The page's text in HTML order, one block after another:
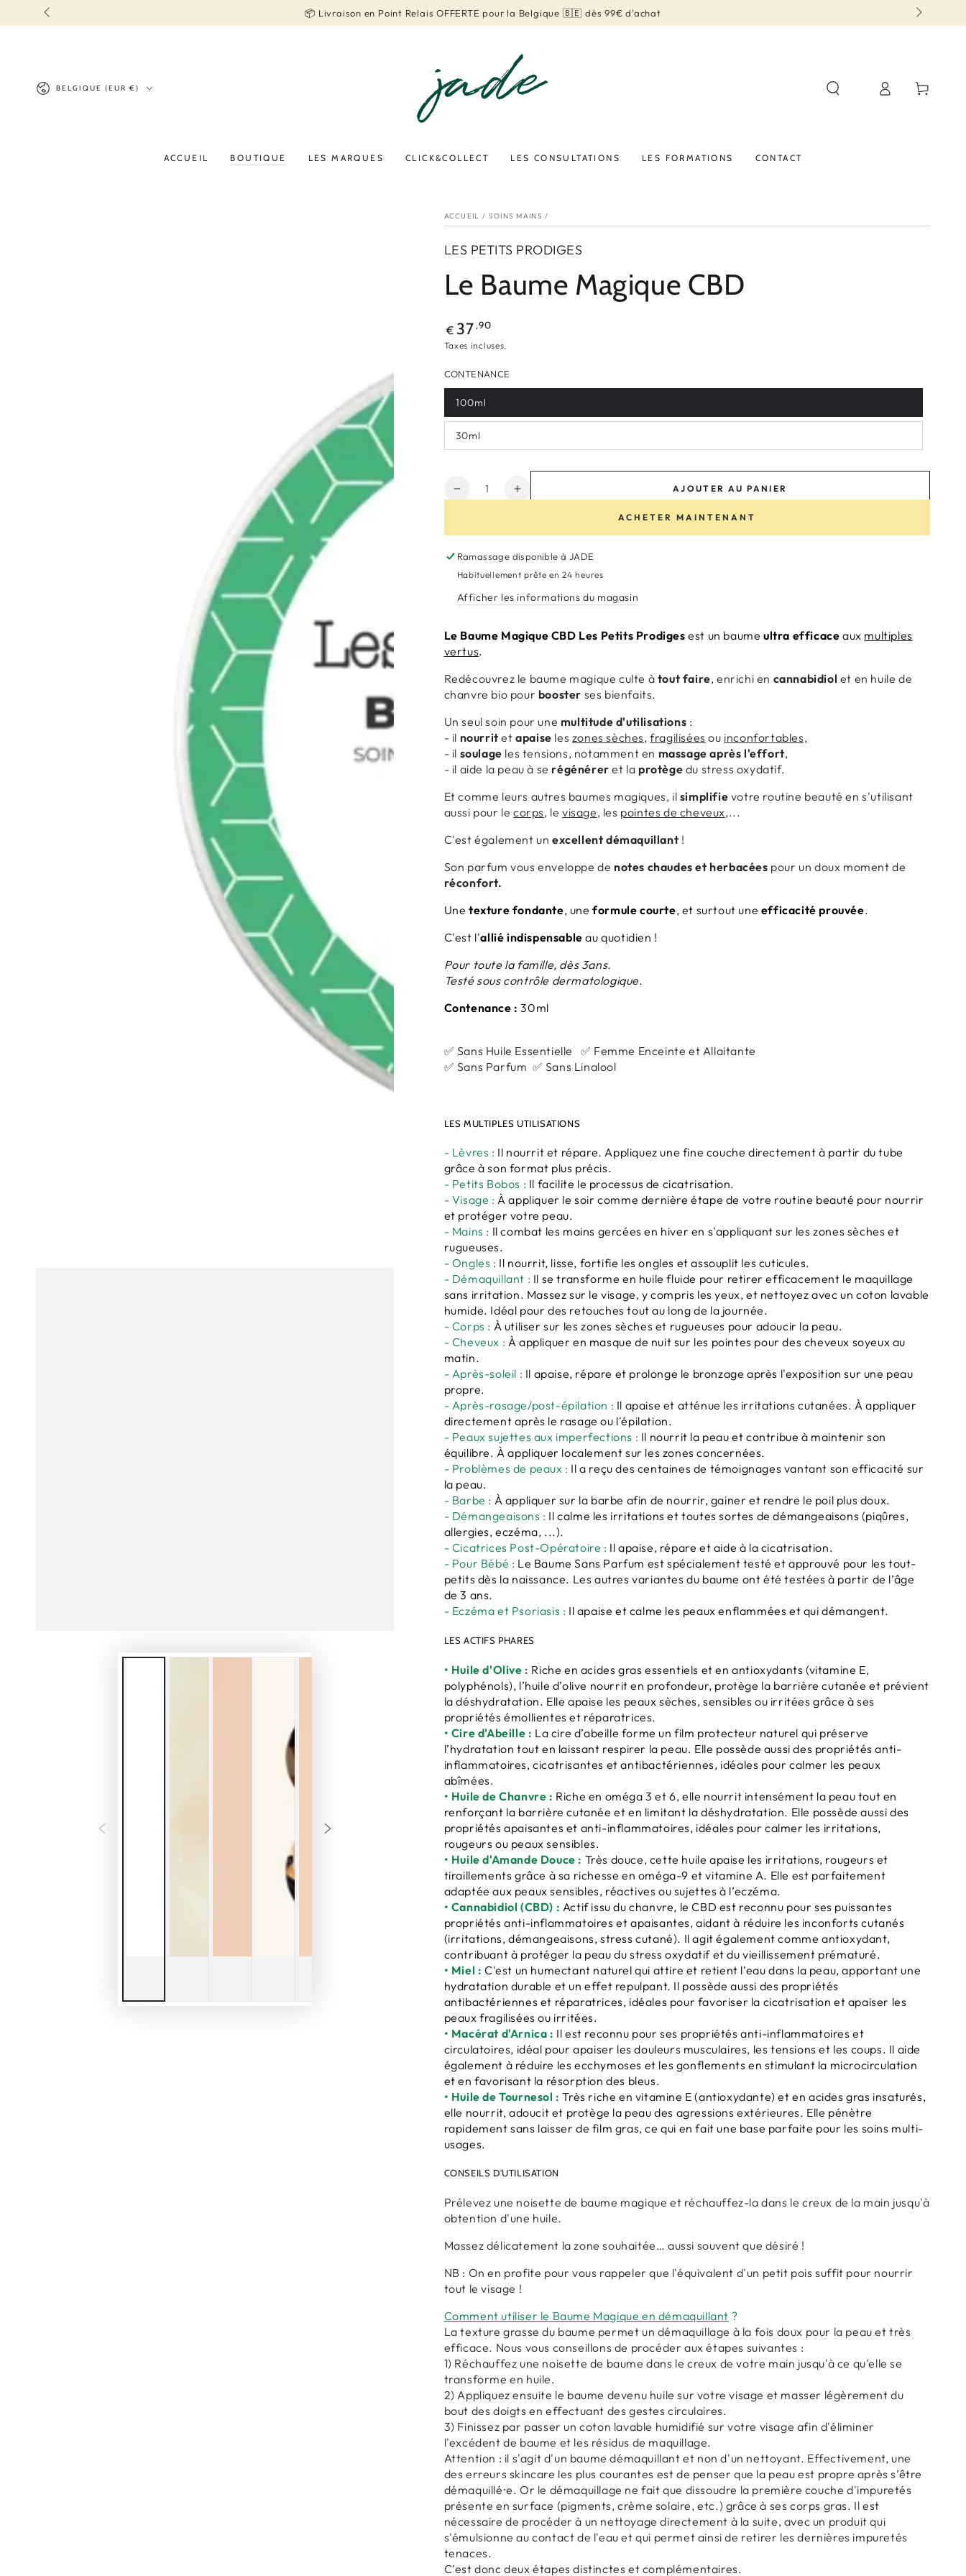
IGNORER LE
CONTENU
📦 Livraison en Point Relais OFFERTE pour la France 🇫🇷 dès 120€ d'achat
Pays/région
BELGIQUE (EUR €)
ACCUEIL BOUTIQUE LES MARQUES CLICK&COLLECT LES CONSULTATIONS LES FORMATIONS CONTACT
Connexion Panier
ACCUEIL / SOINS MAINS /
LES PETITS PRODIGES
Le Baume Magique CBD
Prix
normal
€ 37 ,90
Taxes incluses.
CONTENANCE
100ml
30ml
Quantité
Réduire
de
Le
Baume
CBD
Augmenter
de
Le
Baume
CBD
AJOUTER AU PANIER
ACHETER MAINTENANT
Ramassage disponible à JADE
Habituellement prête en 24 heures
Afficher les informations du magasin
Le Baume Magique CBD Les Petits Prodiges est un baume ultra efficace aux multiples
vertus.
Redécouvrez le baume magique culte à tout faire, enrichi en cannabidiol et en huile de
chanvre bio pour booster ses bienfaits.
Un seul soin pour une multitude d'utilisations :
- il nourrit etapaise les zones sèches,fragilisées ou inconfortables,
- il soulage les tensions, notamment en massage après l'effort,
- il aide la peau à se régénéreret la protège du stress oxydatif.
Et comme leurs autres baumes magiques, il simplifie votre routine beauté en s'utilisant
aussi pour le corps, le visage, les pointes de cheveux,...
C'est également un excellent démaquillant !
Son parfum vous enveloppe de notes chaudes et herbacées pour un doux moment de
réconfort.
Une texture fondante, uneformule courte, et surtout une efficacité prouvée.
C'est l'allié indispensable au quotidien !
Pour toute la famille, dès 3ans.
Testé sous contrôle dermatologique.
Contenance : 30ml
✅ Sans Huile Essentielle ✅ Femme Enceinte et Allaitante
✅ Sans Parfum ✅ Sans Linalool
LES MULTIPLES UTILISATIONS
- Lèvres : Il nourrit et répare. Appliquez une fine couche directement à partir du tube
grâce à son format plus précis.
- Petits Bobos : Il facilite le processus de cicatrisation.
- Visage : À appliquer le soir comme dernière étape de votre routine beauté pour nourrir
et protéger votre peau.
- Mains : Il combat les mains gercées en hiver en s'appliquant sur les zones sèches et
rugueuses.
- Ongles : Il nourrit, lisse, fortifie les ongles et assouplit les cuticules.
- Démaquillant : Il se transforme en huile fluide pour retirer efficacement le maquillage
sans irritation. Massez sur le visage, y compris les yeux, et nettoyez avec un coton lavable
humide. Idéal pour des retouches tout au long de la journée.
- Corps : À utiliser sur les zones sèches et rugueuses pour adoucir la peau.
- Cheveux : À appliquer en masque de nuit sur les pointes pour des cheveux soyeux au
matin.
- Après-soleil : Il apaise, répare et prolonge le bronzage après l'exposition sur une peau
propre.
- Après-rasage/post-épilation : Il apaise et atténue les irritations cutanées. À appliquer
directement après le rasage ou l'épilation.
- Peaux sujettes aux imperfections : Il nourrit la peau et contribue à maintenir son
équilibre. À appliquer localement sur les zones concernées.
- Problèmes de peaux : Il a reçu des centaines de témoignages vantant son efficacité sur
la peau.
- Barbe : À appliquer sur la barbe afin de nourrir, gainer et rendre le poil plus doux.
- Démangeaisons : Il calme les irritations et toutes sortes de démangeaisons (piqûres,
allergies, eczéma, ...).
- Cicatrices Post-Opératoire : Il apaise, répare et aide à la cicatrisation.
- Pour Bébé : Le Baume Sans Parfum est spécialement testé et approuvé pour les tout-
petits dès la naissance. Les autres variantes du baume ont été testées à partir de l’âge
de 3 ans.
- Eczéma et Psoriasis : Il apaise et calme les peaux enflammées et qui démangent.
LES ACTIFS PHARES
• Huile d'Olive : Riche en acides gras essentiels et en antioxydants (vitamine E,
polyphénols), l’huile d’olive nourrit en profondeur, protège la barrière cutanée et prévient
la déshydratation. Elle apaise les peaux sèches, sensibles ou irritées grâce à ses
propriétés émollientes et réparatrices.
• Cire d'Abeille : La cire d’abeille forme un film protecteur naturel qui préserve
l’hydratation tout en laissant respirer la peau. Elle possède aussi des propriétés anti-
inflammatoires, cicatrisantes et antibactériennes, idéales pour calmer les peaux
abîmées.
• Huile de Chanvre : Riche en oméga 3 et 6, elle nourrit intensément la peau tout en
renforçant la barrière cutanée et en limitant la déshydratation. Elle possède aussi des
propriétés apaisantes et anti-inflammatoires, idéales pour calmer les irritations,
rougeurs ou peaux sensibles.
• Huile d'Amande Douce : Très douce, cette huile apaise les irritations, rougeurs et
tiraillements grâce à sa richesse en oméga-9 et vitamine A. Elle est parfaitement
adaptée aux peaux sensibles, réactives ou sujettes à l’eczéma.
• Cannabidiol (CBD) : Actif issu du chanvre, le CBD est reconnu pour ses puissantes
propriétés anti-inflammatoires et apaisantes, aidant à réduire les inconforts cutanés
(irritations, démangeaisons, stress cutané). Il agit également comme antioxydant,
contribuant à protéger la peau du stress oxydatif et du vieillissement prématuré.
• Miel : C'est un humectant naturel qui attire et retient l’eau dans la peau, apportant une
hydratation durable et un effet repulpant. Il possède aussi des propriétés
antibactériennes et réparatrices, idéales pour favoriser la cicatrisation et apaiser les
peaux fragilisées ou irritées.
• Macérat d'Arnica : Il est reconnu pour ses propriétés anti-inflammatoires et
circulatoires, idéal pour apaiser les douleurs musculaires, les tensions et les coups. Il aide
également à réduire les ecchymoses et les gonflements en stimulant la microcirculation
et en favorisant la résorption des bleus.
• Huile de Tournesol : Très riche en vitamine E (antioxydante) et en acides gras insaturés,
elle nourrit, adoucit et protège la peau des agressions extérieures. Elle pénètre
rapidement sans laisser de film gras, ce qui en fait une base parfaite pour les soins multi-
usages.
CONSEILS D'UTILISATION
Prélevez une noisette de baume magique et réchauffez-la dans le creux de la main jusqu'à
obtention d'une huile.
Massez délicatement la zone souhaitée… aussi souvent que désiré !
NB : On en profite pour vous rappeler que l'équivalent d'un petit pois suffit pour nourrir
tout le visage !
Comment utiliser le Baume Magique en démaquillant ?
La texture grasse du baume permet un démaquillage à la fois doux pour la peau et très
efficace. Nous vous conseillons de procéder aux étapes suivantes :
1) Réchauffez une noisette de baume dans le creux de votre main jusqu'à ce qu'elle se
transforme en huile.
2) Appliquez ensuite le baume devenu huile sur votre visage et masser légèrement du
bout des doigts en effectuant des gestes circulaires.
3) Finissez par passer un coton lavable humidifié sur votre visage afin d'éliminer
l'excédent de baume et les résidus de maquillage.
Attention : il s'agit d'un baume démaquillant et non d'un nettoyant. Effectivement, une
des erreurs skincare les plus courantes est de penser que la peau est propre après s’être
démaquillé⸱e. Or le démaquillage ne fait que dissoudre la première couche d'impuretés
présente en surface (pigments, crème solaire, etc.) grâce à ses corps gras. Il est
nécessaire de procéder à un nettoyage directement à la suite, avec un produit qui
s'émulsionne au contact de l'eau et qui permet ainsi de retirer les dernières impuretés
tenaces.
C’est donc deux étapes distinctes et complémentaires.